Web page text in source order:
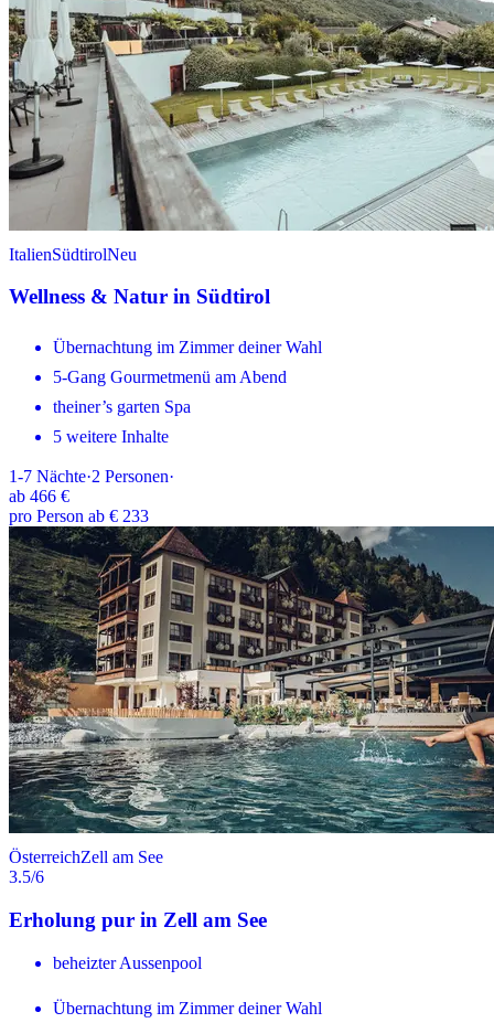
ItalienSüdtirolNeu
Wellness & Natur in Südtirol
Übernachtung im Zimmer deiner Wahl
5-Gang Gourmetmenü am Abend
theiner’s garten Spa
5 weitere Inhalte
1-7 Nächte·2 Personen·
ab 466 €
pro Person ab € 233
ÖsterreichZell am See
3.5/6
Erholung pur in Zell am See
beheizter Aussenpool
Übernachtung im Zimmer deiner Wahl